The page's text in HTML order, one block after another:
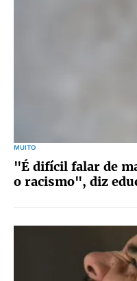
MUITO
"É difícil falar de
o racismo", diz